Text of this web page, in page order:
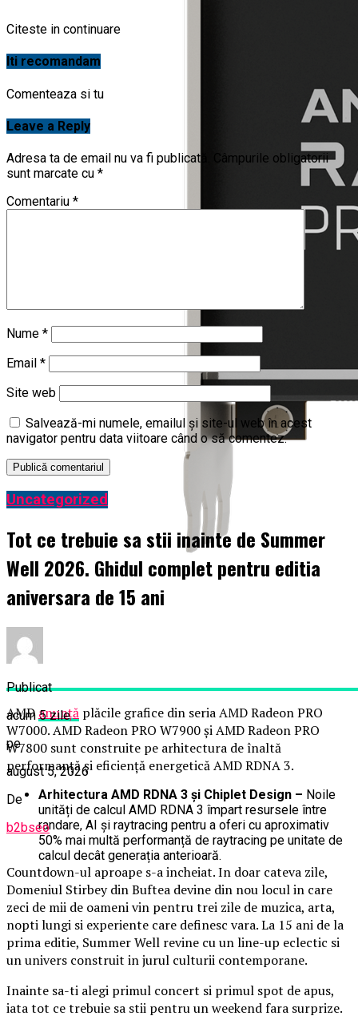
AMDanunță plăcile grafice din seria AMD Radeon PRO
W7000. AMD Radeon PRO W7900 și AMD Radeon PRO
W7800 sunt construite pe arhitectura de înaltă
performanță și eficiență energetică AMD RDNA 3.
Arhitectura AMD RDNA 3 și Chiplet Design – Noile
unități de calcul AMD RDNA 3 împart resursele între
randare, AI și raytracing pentru a oferi cu aproximativ
50% mai multă performanță de raytracing pe unitate de
calcul decât generația anterioară.
Citeste in continuare
Iti recomandam
Comenteaza si tu
Leave a Reply
Adresa ta de email nu va fi publicată.
Câmpurile obligatorii
sunt marcate cu *
Comentariu *
Nume *
Email *
Site web
Salvează-mi numele, emailul și site-ul web în acest
navigator pentru data viitoare când o să comentez.
Uncategorized
Tot ce trebuie sa stii inainte de Summer
Well 2026. Ghidul complet pentru editia
aniversara de 15 ani
Publicat
acum 5 zile
pe
august 5, 2026
De
b2bseo
Countdown-ul aproape s-a incheiat. In doar cateva zile,
Domeniul Stirbey din Buftea devine din nou locul in care
zeci de mii de oameni vin pentru trei zile de muzica, arta,
nopti lungi si experiente care definesc vara. La 15 ani de la
prima editie, Summer Well revine cu un line-up eclectic si
un univers construit in jurul culturii contemporane.
Inainte sa-ti alegi primul concert si primul spot de apus,
iata tot ce trebuie sa stii pentru un weekend fara surprize.